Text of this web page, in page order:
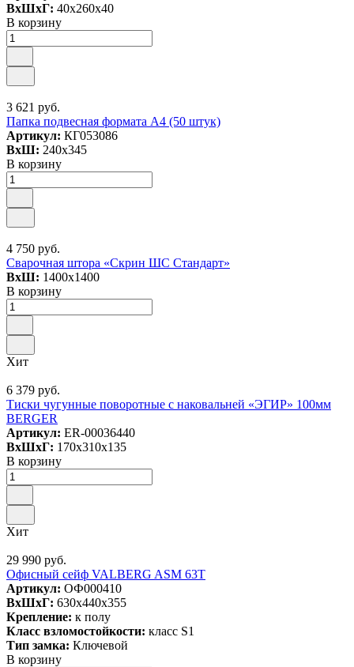
ВxШxГ: 40x260x40
В корзину
3 621 руб.
Папка подвесная формата А4 (50 штук)
Артикул: КГ053086
ВxШ: 240x345
В корзину
4 750 руб.
Сварочная штора «Скрин ШС Стандарт»
ВxШ: 1400x1400
В корзину
Хит
6 379 руб.
Тиски чугунные поворотные с наковальней «ЭГИР» 100мм
BERGER
Артикул: ER-00036440
ВxШxГ: 170x310x135
В корзину
Хит
29 990 руб.
Офисный сейф VALBERG ASM 63T
Артикул: ОФ000410
ВxШxГ: 630x440x355
Крепление: к полу
Класс взломостойкости: класс S1
Тип замка: Ключевой
В корзину